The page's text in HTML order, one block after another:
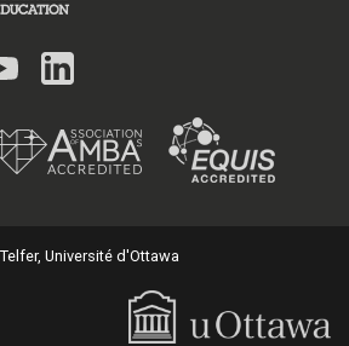
YouTubeLinkedIn
Université d'Ottawa